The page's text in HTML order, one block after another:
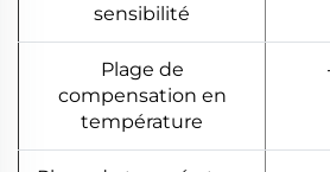
sensibilité
Plage de
compensation en
température